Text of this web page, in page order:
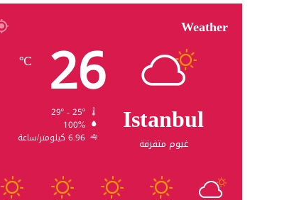
Weather
Istanbul
غيوم متفرقة
26
℃
100%
6.96 كيلومتر/ساعة